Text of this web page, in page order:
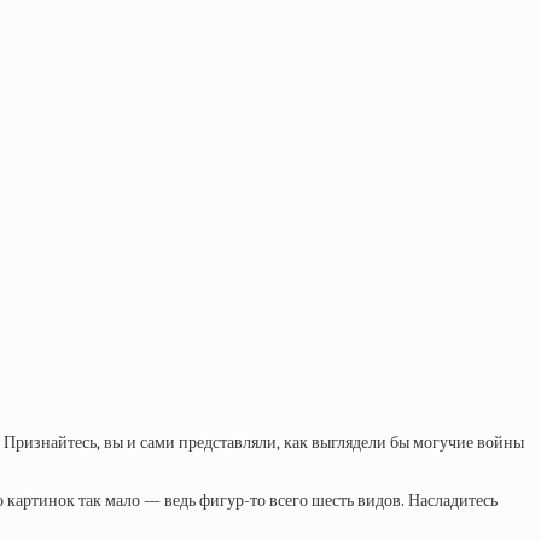
вы и сами представляли, как выглядели бы могучие войны
так мало — ведь фигур-то всего шесть видов. Насладитесь